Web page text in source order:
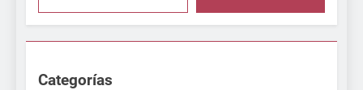
Categorías